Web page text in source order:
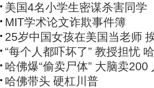
美国4名小学生密谋杀害同学
MIT学术论文诈欺事件簿
25岁中国女孩在美国当老师
“每个人都吓坏了” 教授担忧
哈佛爆“偷卖尸体” 大脑卖200
哈佛带头 硬杠川普